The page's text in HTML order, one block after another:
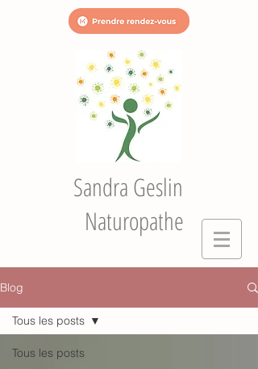
Sandra Geslin
Naturopathe
Blog
Tous les posts
Tous les posts